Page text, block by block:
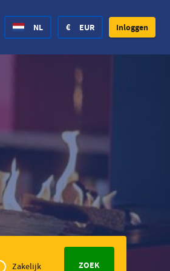
NL € EUR
British Pound
India Rupee
Poland Zloty
Switzerland Franc
Inloggen
Zakelijk